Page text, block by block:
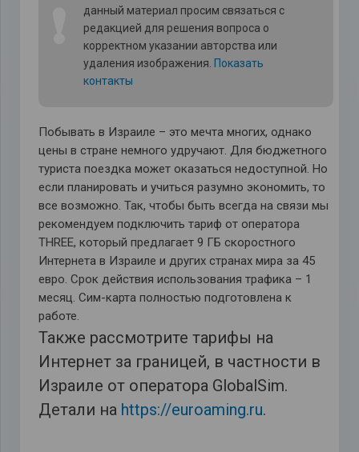
данный материал просим связаться с
редакцией для решения вопроса о
корректном указании авторства или
удаления изображения. Показать
контакты
Побывать в Израиле – это мечта многих, однако
цены в стране немного удручают. Для бюджетного
туриста поездка может оказаться недоступной. Но
если планировать и учиться разумно экономить, то
все возможно. Так, чтобы быть всегда на связи мы
рекомендуем подключить тариф от оператора
THREE, который предлагает 9 ГБ скоростного
Интернета в Израиле и других странах мира за 45
евро. Срок действия использования трафика – 1
месяц. Сим-карта полностью подготовлена к
работе.
Также рассмотрите тарифы на
Интернет за границей, в частности в
Израиле от оператора GlobalSim.
Детали на https://euroaming.ru.